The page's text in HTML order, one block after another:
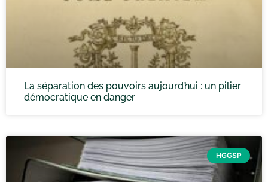
La séparation des pouvoirs aujourd’hui : un pilier
démocratique en danger
HGGSP